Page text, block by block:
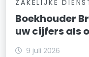
ZAKELIJKE
Boekhouder
uw cijfers als
9 juli 2026